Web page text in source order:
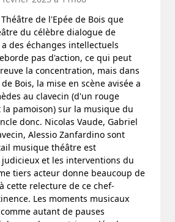
de l'Epée de Bois que
du célèbre dialogue de
des échanges intellectuels
pas d'action, ce qui peut
la concentration, mais dans
Bois, la mise en scène avisée a
au clavecin (d'un rouge
pamoison) sur la musique du
donc. Nicolas Vaude, Gabriel
Alessio Zanfardino sont
musique théâtre est
et les interventions du
tiers acteur donne beaucoup de
cette relecture de ce chef-
Les moments musicaux
autant de pauses